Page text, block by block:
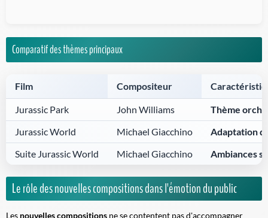
Comparatif des thèmes principaux
Film Compositeur
Jurassic Park John Williams
Thème
Jurassic World
Michael Giacchino
Adaptation
Suite Jurassic World
Michael Giacchino Ambiances
Le rôle des nouvelles compositions dans l'émotion du public
Les nouvelles compositions ne se contentent pas d'accompagner